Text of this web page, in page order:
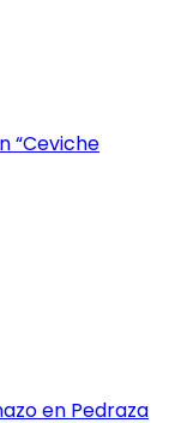
“Ceviche
en Pedraza